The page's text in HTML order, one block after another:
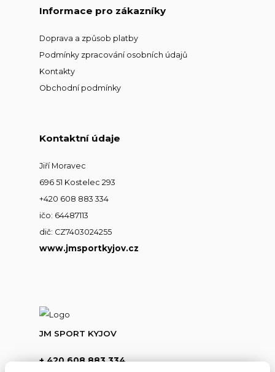
Informace pro zákazníky
Doprava a způsob platby
Podmínky zpracování osobních údajů
Kontakty
Obchodní podmínky
Kontaktní údaje
Jiří Moravec
696 51 Kostelec 293
+420 608 883 334
ičo: 64487113
dič: CZ7403024255
www.jmsportkyjov.cz
JM SPORT KYJOV
+ 420 608 883 334